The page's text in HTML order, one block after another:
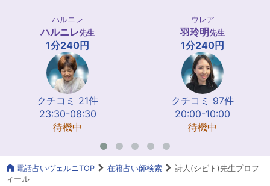
ハルニレ
ハルニレ先生
1分240円
クチコミ 21件
23:30-08:30
待機中
ウレア
羽玲明先生
1分240円
クチコミ 97件
20:00-10:00
待機中
電話占いヴェルニTOP 在籍占い師検索
詩人(シビト)先生プロフ
ィール